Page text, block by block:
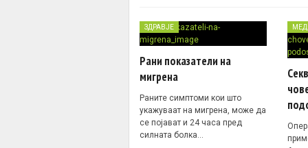
ЗДРАВЈЕ
Рани показатели на
мигрена
Раните симптоми кои што
укажуваат на мигрена, може да
се појават и 24 часа пред
силната болка…